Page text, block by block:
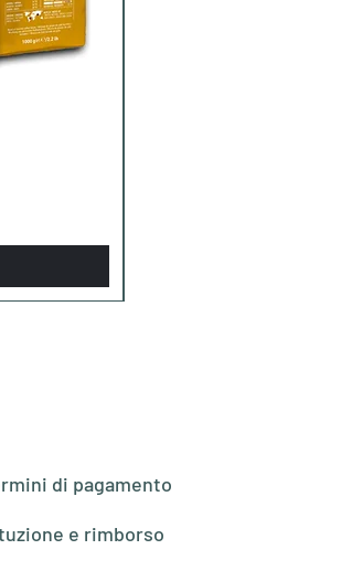
di pagamento
e rimborso